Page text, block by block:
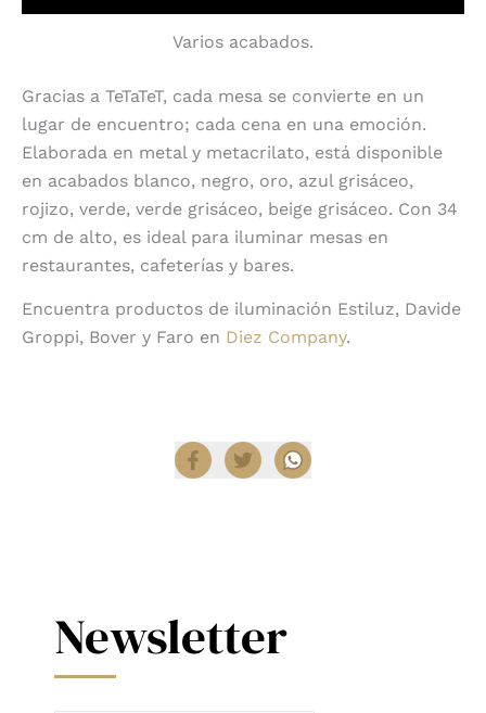
Varios acabados.
Gracias a TeTaTeT, cada mesa se convierte en un
lugar de encuentro; cada cena en una emoción.
Elaborada en metal y metacrilato, está disponible
en acabados blanco, negro, oro, azul grisáceo,
rojizo, verde, verde grisáceo, beige grisáceo. Con 34
cm de alto, es ideal para iluminar mesas en
restaurantes, cafeterías y bares.
Encuentra productos de iluminación Estiluz, Davide
Groppi, Bover y Faro en Diez Company.
Newsletter